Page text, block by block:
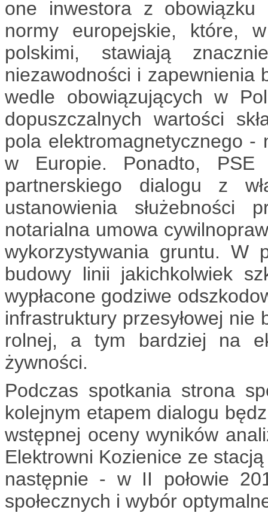
one inwestora z
normy europejskie, które,
polskimi, stawiają
niezawodności i zapewnienia
wedle obowiązujących w
dopuszczalnych wartości
pola elektromagnetycznego -
w Europie. Ponadto, PSE
partnerskiego dialogu z
ustanowienia służebności
notarialna umowa
wykorzystywania gruntu. W
budowy linii jakichkolwiek
wypłacone godziwe
infrastruktury przesyłowej nie
rolnej, a tym bardziej na
żywności.
Podczas spotkania strona
kolejnym etapem dialogu
wstępnej oceny wyników
Elektrowni Kozienice ze
następnie - w II połowie
społecznych i wybór